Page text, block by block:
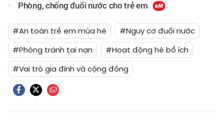
Phòng, chống đuối nước cho trẻ em
#An toàn trẻ em mùa hè
#Nguy cơ đuối nước
#Phòng tránh tai nạn
#Hoạt động hè bổ ích
#Vai trò gia đình và cộng đồng